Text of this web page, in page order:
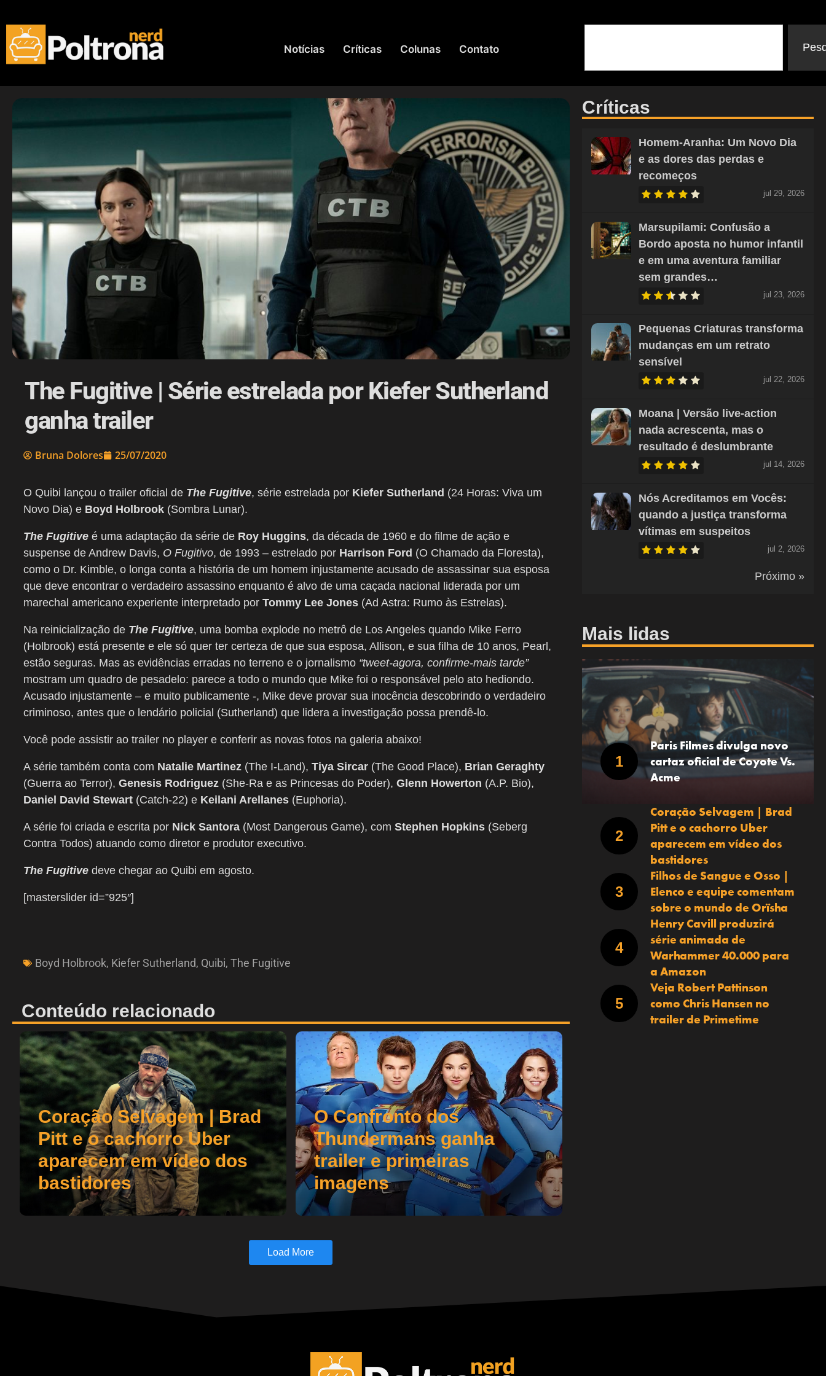
Notícias Críticas Colunas Contato
The Fugitive | Série estrelada por Kiefer Sutherland
ganha trailer
Bruna Dolores 25/07/2020
O Quibi lançou o trailer oficial de The Fugitive, série estrelada por Kiefer Sutherland (24 Horas: Viva um
Novo Dia) e Boyd Holbrook (Sombra Lunar).
The Fugitive é uma adaptação da série de Roy Huggins, da década de 1960 e do filme de ação e
suspense de Andrew Davis, O Fugitivo, de 1993 – estrelado por Harrison Ford (O Chamado da Floresta),
como o Dr. Kimble, o longa conta a história de um homem injustamente acusado de assassinar sua esposa
que deve encontrar o verdadeiro assassino enquanto é alvo de uma caçada nacional liderada por um
marechal americano experiente interpretado por Tommy Lee Jones (Ad Astra: Rumo às Estrelas).
Na reinicialização de The Fugitive, uma bomba explode no metrô de Los Angeles quando Mike Ferro
(Holbrook) está presente e ele só quer ter certeza de que sua esposa, Allison, e sua filha de 10 anos, Pearl,
estão seguras. Mas as evidências erradas no terreno e o jornalismo “tweet-agora, confirme-mais tarde”
mostram um quadro de pesadelo: parece a todo o mundo que Mike foi o responsável pelo ato hediondo.
Acusado injustamente – e muito publicamente -, Mike deve provar sua inocência descobrindo o verdadeiro
criminoso, antes que o lendário policial (Sutherland) que lidera a investigação possa prendê-lo.
Você pode assistir ao trailer no player e conferir as novas fotos na galeria abaixo!
A série também conta com Natalie Martinez (The I-Land), Tiya Sircar (The Good Place), Brian Geraghty
(Guerra ao Terror), Genesis Rodriguez (She-Ra e as Princesas do Poder), Glenn Howerton (A.P. Bio),
Daniel David Stewart (Catch-22) e Keilani Arellanes (Euphoria).
A série foi criada e escrita por Nick Santora (Most Dangerous Game), com Stephen Hopkins (Seberg
Contra Todos) atuando como diretor e produtor executivo.
The Fugitive deve chegar ao Quibi em agosto.
[masterslider id=”925″]
Boyd Holbrook, Kiefer Sutherland, Quibi, The Fugitive
Conteúdo relacionado
Coração Selvagem | Brad
Pitt e o cachorro Uber
aparecem em vídeo dos
bastidores
O Confronto dos
Thundermans ganha
trailer e primeiras
imagens
Load More
Críticas
Homem-Aranha: Um Novo Dia
e as dores das perdas e
recomeços
jul 29, 2026
Marsupilami: Confusão a
Bordo aposta no humor infantil
e em uma aventura familiar
sem grandes…
jul 23, 2026
Pequenas Criaturas transforma
mudanças em um retrato
sensível
jul 22, 2026
Moana | Versão live-action
nada acrescenta, mas o
resultado é deslumbrante
jul 14, 2026
Nós Acreditamos em Vocês:
quando a justiça transforma
vítimas em suspeitos
jul 2, 2026
Próximo »
Mais lidas
Paris Filmes divulga novo
cartaz oficial de Coyote Vs.
Acme
Coração Selvagem | Brad
Pitt e o cachorro Uber
aparecem em vídeo dos
bastidores
Filhos de Sangue e Osso |
Elenco e equipe comentam
sobre o mundo de Orïsha
Henry Cavill produzirá
série animada de
Warhammer 40.000 para
a Amazon
Veja Robert Pattinson
como Chris Hansen no
trailer de Primetime